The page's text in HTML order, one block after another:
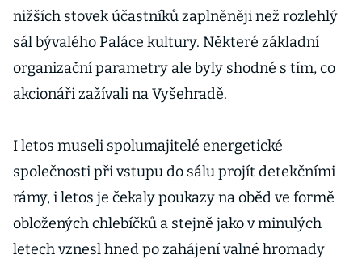
nižších stovek účastníků zaplněněji než rozlehlý
sál bývalého Paláce kultury. Některé základní
organizační parametry ale byly shodné s tím, co
akcionáři zažívali na Vyšehradě.
I letos museli spolumajitelé energetické
společnosti při vstupu do sálu projít detekčními
rámy, i letos je čekaly poukazy na oběd ve formě
obložených chlebíčků a stejně jako v minulých
letech vznesl hned po zahájení valné hromady